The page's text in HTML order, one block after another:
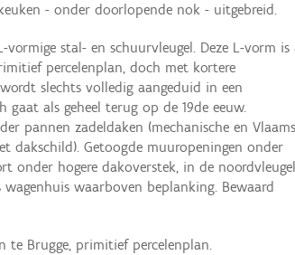
- onder doorlopende nok - uitgebreid.
stal- en schuurvleugel. Deze L-vorm is
percelenplan, doch met kortere
slechts volledig aangeduid in een
gaat als geheel terug op de 19de eeuw.
pannen zadeldaken (mechanische en
dakschild). Getoogde muuropeningen onder
onder hogere dakoverstek, in de noordvleugel
waarboven beplanking. Bewaard
te Brugge, primitief percelenplan.